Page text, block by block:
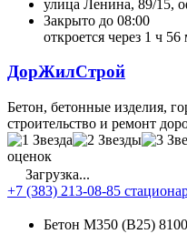
улица Ленина, 89/15,
Закрыто до 08:00
откроется через 1 ч 56
ДорЖилСтрой
Бетон, бетонные изделия,
строительство и ремонт
оценок
Загрузка...
+7 (383) 213-08-85
Бетон М350 (В25)